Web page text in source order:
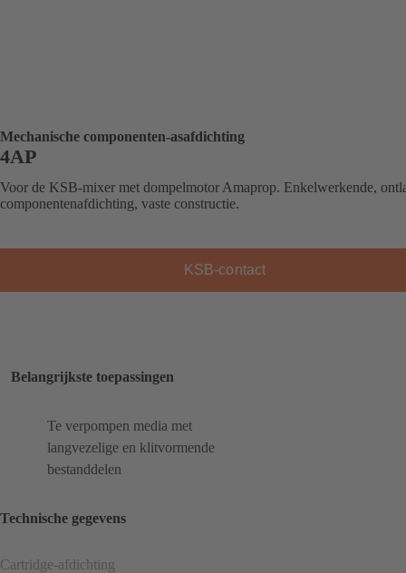
Mechanische componenten-asafdichting
4AP
Voor de KSB-mixer met dompelmotor Amaprop. Enkelwerkende,
componentenafdichting, vaste constructie.
KSB-contact
Belangrijkste toepassingen
Te verpompen media met
langvezelige en klitvormende
bestanddelen
Technische gegevens
Cartridge-afdichting